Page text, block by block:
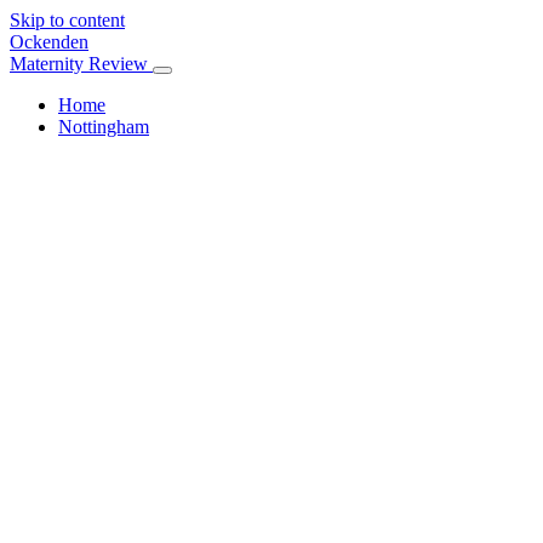
Skip to content
Ockenden
Maternity Review
Home
Nottingham